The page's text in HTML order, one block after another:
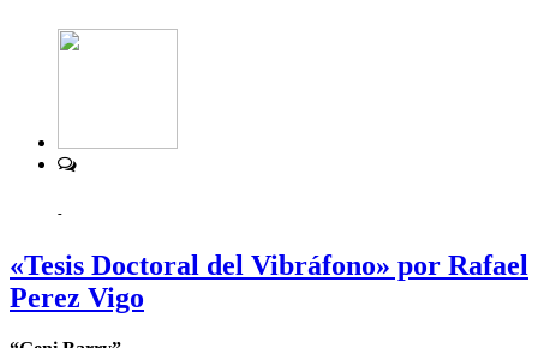
-
«Tesis Doctoral del Vibráfono» por Rafael
Perez Vigo